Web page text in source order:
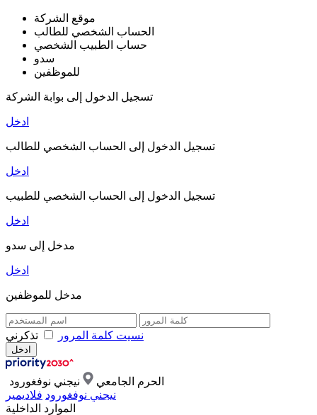
موقع الشركة
الحساب الشخصي للطالب
حساب الطبيب الشخصي
سدو
للموظفين
تسجيل الدخول إلى بوابة الشركة
ادخل
تسجيل الدخول إلى الحساب الشخصي للطالب
ادخل
تسجيل الدخول إلى الحساب الشخصي للطبيب
ادخل
مدخل إلى سدو
ادخل
مدخل للموظفين
نسيت كلمة المرور تذكرني
الحرم الجامعي
نيجني نوفغورود
نيجني نوفغورود فلاديمير
الموارد الداخلية